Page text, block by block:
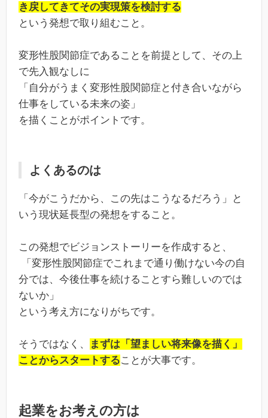
き戻してきてその実現策を検討する
という発想で取り組むこと。
変形性股関節症であることを前提として、その上
で先入観なしに
「自分がうまく変形性股関節症と付き合いながら
仕事をしている未来の姿」
を描くことがポイントです。
よくあるのは
「今がこうだから、この先はこうなるだろう」と
いう現状延長型の発想をすること。
この発想でビジョンストーリーを作成すると、
「変形性股関節症でこれまで通り働けない今の自
分では、今後仕事を続けることすら難しいのでは
ないか」
という考え方になりがちです。
そうではなく、
まずは「望ましい将来像を描く」
ことからスタートすることが大事です。
起業をお考えの方は